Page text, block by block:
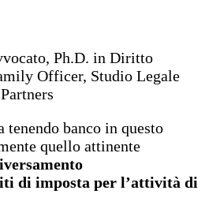
Ph.D. in Diritto
Officer, Studio Legale
tenendo banco in questo
quello attinente
di imposta per l’attività di